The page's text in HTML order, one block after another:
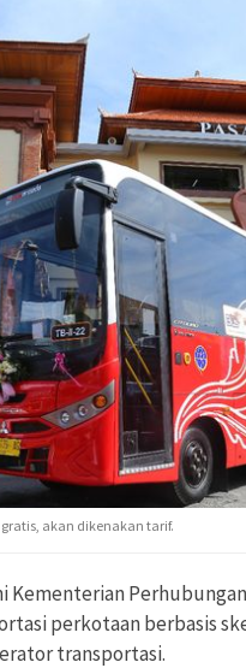
gratis, akan dikenakan tarif.
Kementerian
perkotaan berbasis
transportasi.